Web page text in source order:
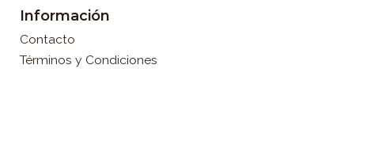
Información
Contacto
Términos y Condiciones